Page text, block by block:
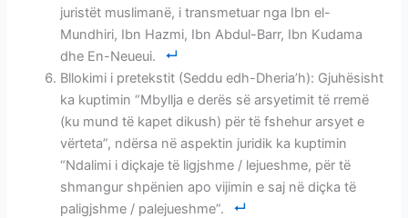
juristët muslimanë, i transmetuar nga Ibn el-
Mundhiri, Ibn Hazmi, Ibn Abdul-Barr, Ibn Kudama
dhe En-Neueui.
Bllokimi i pretekstit (Seddu edh-Dheria’h): Gjuhësisht
ka kuptimin “Mbyllja e derës së arsyetimit të rremë
(ku mund të kapet dikush) për të fshehur arsyet e
vërteta”, ndërsa në aspektin juridik ka kuptimin
“Ndalimi i diçkaje të ligjshme / lejueshme, për të
shmangur shpënien apo vijimin e saj në diçka të
paligjshme / palejueshme”.